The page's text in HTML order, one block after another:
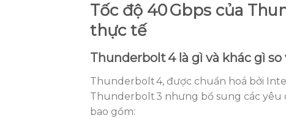
Tốc độ 40 Gbps của
thực tế
Thunderbolt 4 là gì và khác gì
Thunderbolt 4, được chuẩn hoá bởi
Thunderbolt 3 nhưng bổ sung các
bao gồm: